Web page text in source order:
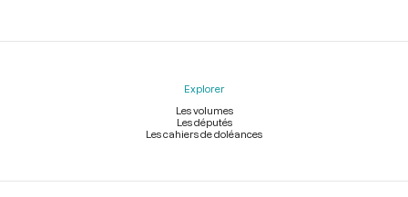
Explorer
Les volumes
Les députés
Les cahiers de doléances